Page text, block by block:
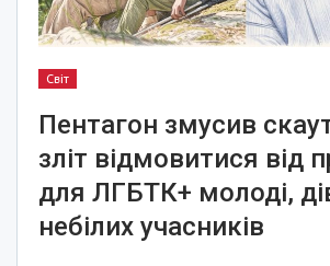
Світ
Пентагон змусив
зліт відмовитися від
для ЛГБТК+ молоді,
небілих учасників